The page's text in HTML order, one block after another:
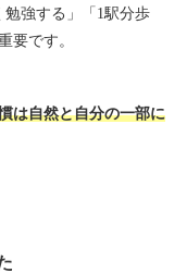
強する」「1駅分歩
要です。
は自然と自分の一部に